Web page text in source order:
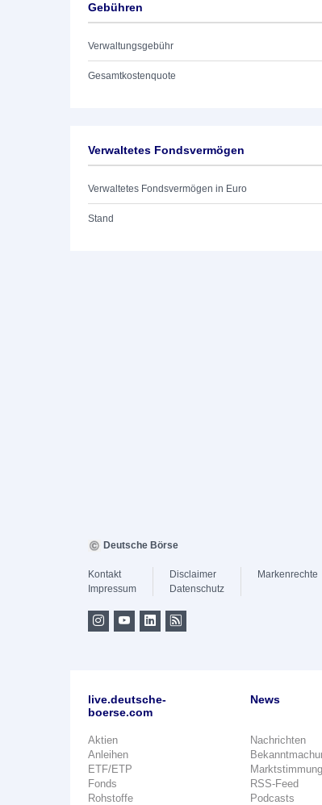
Gebühren
Verwaltungsgebühr
Gesamtkostenquote
Verwaltetes Fondsvermögen
Verwaltetes Fondsvermögen in Euro
Stand
Deutsche Börse
Kontakt
Impressum
Disclaimer
Datenschutz
Markenrechte
live.deutsche-
boerse.com
Aktien
Anleihen
ETF/ETP
Fonds
Rohstoffe
News
Nachrichten
Marktstimmung
RSS-Feed
Podcasts